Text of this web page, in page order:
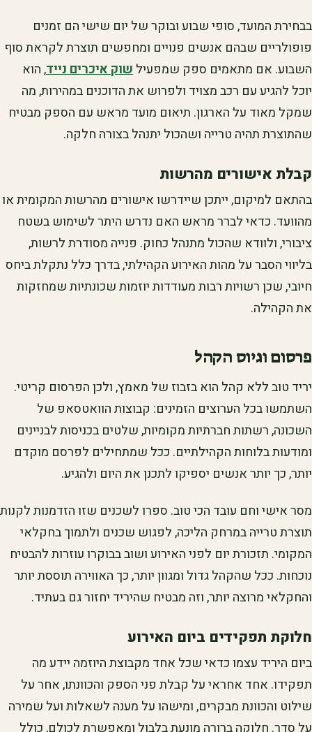
בבחירת המועד, סופי שבוע ובוקר של יום שישי הם זמנים
פופולריים שבהם אנשים פנויים ומחפשים תוצרת לקראת סוף
השבוע. אם מתאמים ספק שמפעילשוק איכרים נייד, הוא
יוכל להגיע עם רכב מצויד ולפרוש את הדוכנים במהירות, מה
שמקל מאוד על הארגון. תיאום מועד מראש עם הספק מבטיח
שהתוצרת תהיה טרייה ושהכול יתנהל בצורה חלקה.
קבלת אישורים מהרשות
בהתאם למיקום, ייתכן שיידרשו אישורים מהרשות המקומית או
מהוועד. כדאי לברר מראש האם נדרש היתר לשימוש בשטח
ציבורי, ולוודא שהכול מתנהל כחוק. פנייה מסודרת לרשות,
בליווי הסבר על מהות האירוע הקהילתי, בדרך כלל נתקלת ביחס
חיובי, שכן רשויות רבות מעודדות יוזמות שכונתיות שמחזקות
את הקהילה.
פרסום וגיוס הקהל
יריד טוב ללא קהל הוא בזבוז של מאמץ, ולכן הפרסום קריטי.
השתמשו בכל הערוצים הזמינים: קבוצות הוואטסאפ של
השכונה, רשתות חברתיות מקומיות, שלטים בכניסות לבניינים
ומודעות בלוחות הקהילתיים. ככל שמתחילים לפרסם מוקדם
יותר, כך יותר אנשים יספיקו לתכנן את היום ולהגיע.
מסר אישי וחם עובד הכי טוב. ספרו לשכנים שזו הזדמנות לקנות
תוצרת טרייה במרחק הליכה, לפגוש שכנים ולתמוך בחקלאי
המקומי. תזכורת יום לפני האירוע ושוב בבוקרו עוזרות להבטיח
נוכחות. ככל שהקהל גדול ומגוון יותר, כך האווירה תוססת יותר
והחקלאי מרוצה יותר, וזה מבטיח שהיריד יחזור גם בעתיד.
חלוקת תפקידים ביום האירוע
ביום היריד עצמו כדאי שכל אחד מקבוצת היוזמה יידע מה
תפקידו. אחד אחראי על קבלת פני הספק והכוונתו, אחר על
שילוט והכוונת מבקרים, ומישהו על מענה לשאלות ועל שמירה